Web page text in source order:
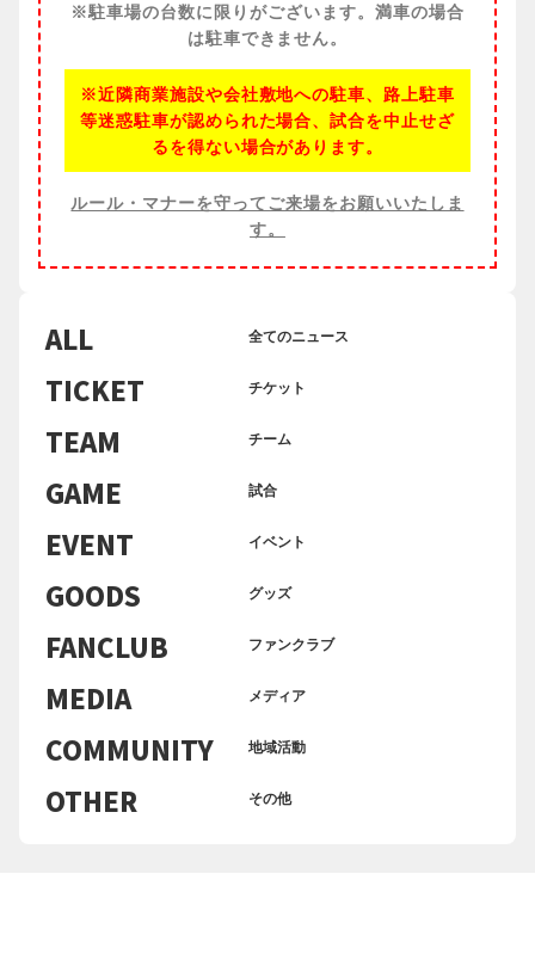
※駐車場の台数に限りがございます。満車の場合
は駐車できません。
※近隣商業施設や会社敷地への駐車、路上駐車
等迷惑駐車が認められた場合、試合を中止せざ
るを得ない場合があります。
ルール・マナーを守ってご来場をお願いいたしま
す。
ALL 全てのニュース
TICKET チケット
TEAM チーム
GAME 試合
EVENT イベント
GOODS グッズ
FANCLUB ファンクラブ
MEDIA メディア
COMMUNITY 地域活動
OTHER その他